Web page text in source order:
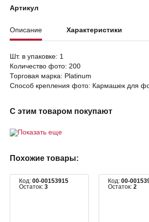
Артикул
Описание Характеристики
Шт. в упаковке: 1
Количество фото: 200
Торговая марка: Platinum
Способ крепления фото: Кармашек для
С этим товаром покупают
Показать еще
Похожие товары:
Код: 00-00153915
Остаток: 3
Код: 00-
Остаток: 2